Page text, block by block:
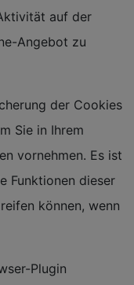
auf der
Angebot zu
der Cookies
Sie in Ihrem
vornehmen. Es ist
Funktionen dieser
können, wenn
Plugin